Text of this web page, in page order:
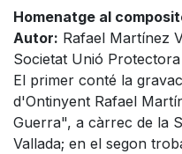
Homenatge al
Autor: Rafael Martínez
Societat Unió
El primer conté la
d'Ontinyent Rafael
Guerra", a càrrec de la
Vallada; en el segon